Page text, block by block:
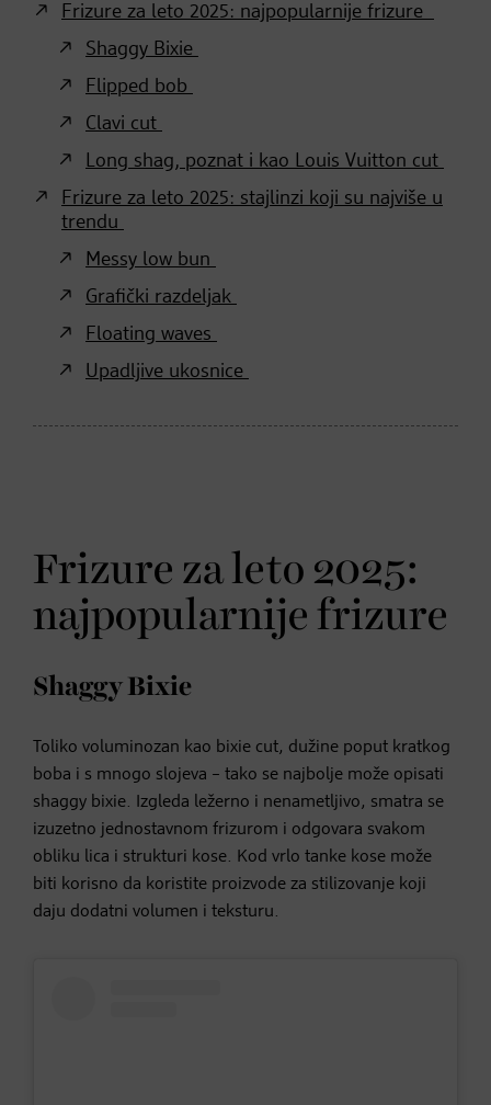
Frizure za leto 2025: najpopularnije frizure
Shaggy Bixie
Flipped bob
Clavi cut
Long shag, poznat i kao Louis Vuitton cut
Frizure za leto 2025: stajlinzi koji su najviše u
trendu
Messy low bun
Grafički razdeljak
Floating waves
Upadljive ukosnice
Frizure za leto 2025:
najpopularnije frizure
Shaggy Bixie
Toliko voluminozan kao bixie cut, dužine poput kratkog
boba i s mnogo slojeva – tako se najbolje može opisati
shaggy bixie. Izgleda ležerno i nenametljivo, smatra se
izuzetno jednostavnom frizurom i odgovara svakom
obliku lica i strukturi kose. Kod vrlo tanke kose može
biti korisno da koristite proizvode za stilizovanje koji
daju dodatni volumen i teksturu.